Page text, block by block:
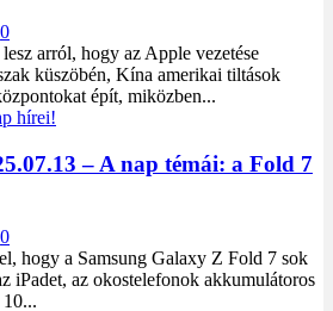
0
arról, hogy az Apple vezetése
küszöbén, Kína amerikai tiltások
épít, miközben...
– A nap témái: a Fold 7
0
hogy a Samsung Galaxy Z Fold 7 sok
iPadet, az okostelefonok akkumulátoros